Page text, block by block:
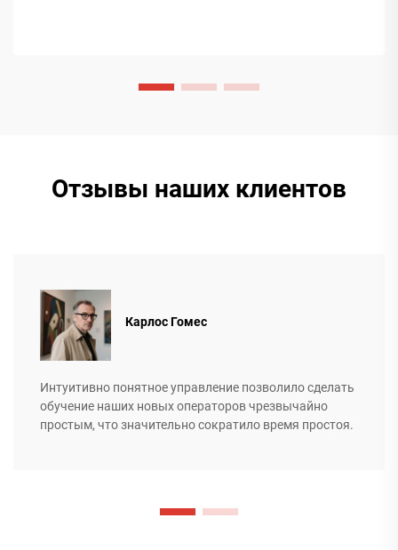
Отзывы наших клиентов
Карлос Гомес
Интуитивно понятное управление позволило сделать
обучение наших новых операторов чрезвычайно
простым, что значительно сократило время простоя.